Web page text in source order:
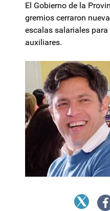
El Gobierno de la
gremios cerraron
escalas salariales
auxiliares.